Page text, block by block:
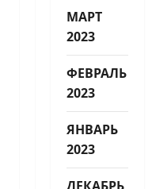
МАРТ
2023
ФЕВРАЛЬ
2023
ЯНВАРЬ
2023